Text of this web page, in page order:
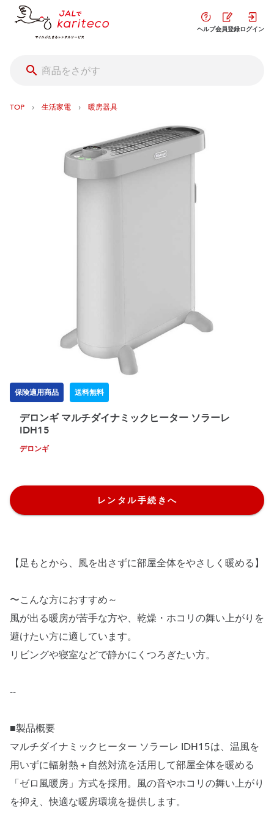
ヘルプ会員登録ログイン
TOP › 生活家電 › 暖房器具
保険適用商品 送料無料
デロンギ マルチダイナミックヒーター ソラーレ
IDH15
デロンギ
レンタル手続きへ
【足もとから、風を出さずに部屋全体をやさしく暖める】
〜こんな方におすすめ～
風が出る暖房が苦手な方や、乾燥・ホコリの舞い上がりを
避けたい方に適しています。
リビングや寝室などで静かにくつろぎたい方。
--
■製品概要
マルチダイナミックヒーター ソラーレ IDH15は、温風を
用いずに輻射熱＋自然対流を活用して部屋全体を暖める
「ゼロ風暖房」方式を採用。風の音やホコリの舞い上がり
を抑え、快適な暖房環境を提供します。